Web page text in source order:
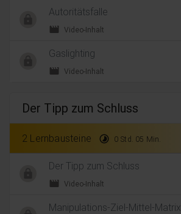
Autoritätsfalle
movie Video-Inhalt
Gaslighting
movie Video-Inhalt
Der Tipp zum Schluss
2 Lernbausteine timelapse 0 Std. 05 Min.
Der Tipp zum Schluss
movie Video-Inhalt
Manipulations-Ziel-Mittel-Matrix